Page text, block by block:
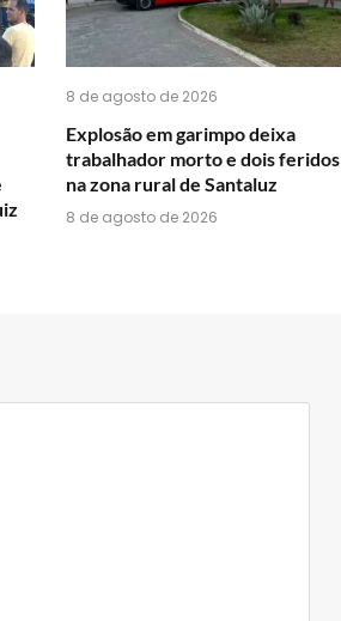
8 de agosto de 2026
Explosão em garimpo deixa
trabalhador morto e dois feridos
na zona rural de Santaluz
8 de agosto de 2026